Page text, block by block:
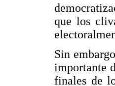
que los
Sin
importante
finales de